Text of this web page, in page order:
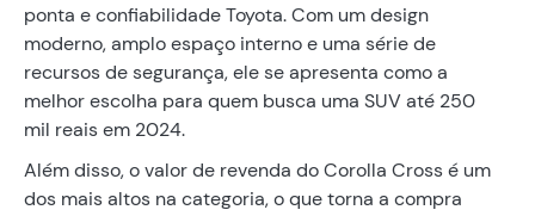
ponta e confiabilidade Toyota. Com um design
moderno, amplo espaço interno e uma série de
recursos de segurança, ele se apresenta como a
melhor escolha para quem busca uma SUV até 250
mil reais em 2024.
Além disso, o valor de revenda do Corolla Cross é um
dos mais altos na categoria, o que torna a compra